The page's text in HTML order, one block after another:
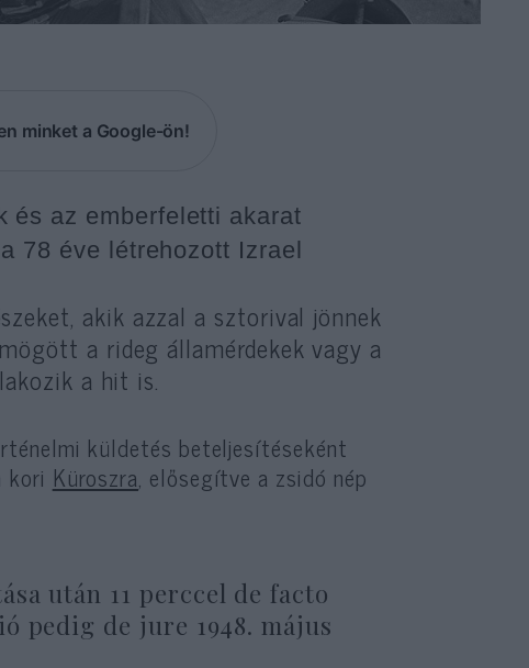
minket a Google-ön!
és az emberfeletti akarat
78 éve létrehozott Izrael
akik azzal a sztorival jönnek
a rideg államérdekek vagy a
a hit is.
küldetés beteljesítéseként
Küroszra, elősegítve a zsidó nép
után 11 perccel de facto
pedig de jure 1948. május